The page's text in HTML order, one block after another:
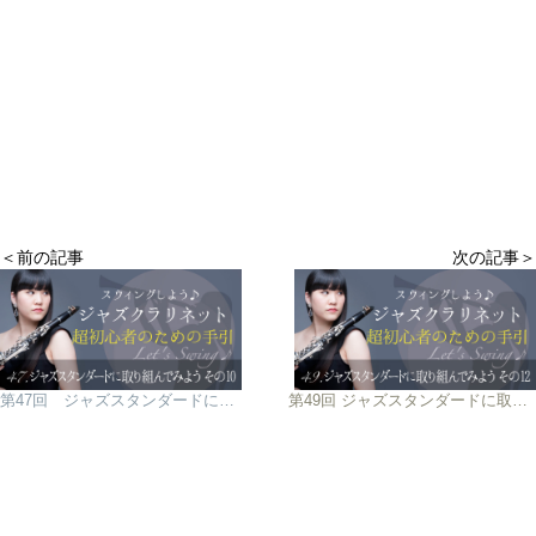
＜前の記事
第47回 ジャズスタンダードに取り組んでみよう その10
次の記事＞
第49回 ジャズスタンダードに取り組んでみよう その12